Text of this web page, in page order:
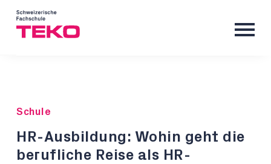
Schule
HR-Ausbildung: Wohin geht die
berufliche Reise als HR-